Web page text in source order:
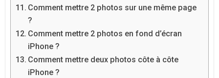
Comment mettre 2 photos sur une même page
?
Comment mettre 2 photos en fond d’écran
iPhone ?
Comment mettre deux photos côte à côte
iPhone ?